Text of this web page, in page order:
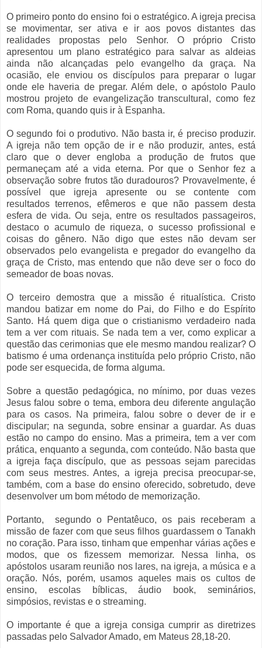
O primeiro ponto do ensino foi o estratégico. A igreja precisa
se movimentar, ser ativa e ir aos povos distantes das
realidades propostas pelo Senhor. O próprio Cristo
apresentou um plano estratégico para salvar as aldeias
ainda não alcançadas pelo evangelho da graça. Na
ocasião, ele enviou os discípulos para preparar o lugar
onde ele haveria de pregar. Além dele, o apóstolo Paulo
mostrou projeto de evangelização transcultural, como fez
com Roma, quando quis ir à Espanha.
O segundo foi o produtivo. Não basta ir, é preciso produzir.
A igreja não tem opção de ir e não produzir, antes, está
claro que o dever engloba a produção de frutos que
permaneçam até a vida eterna. Por que o Senhor fez a
observação sobre frutos tão duradouros? Provavelmente, é
possível que igreja apresente ou se contente com
resultados terrenos, efêmeros e que não passem desta
esfera de vida. Ou seja, entre os resultados passageiros,
destaco o acumulo de riqueza, o sucesso profissional e
coisas do gênero. Não digo que estes não devam ser
observados pelo evangelista e pregador do evangelho da
graça de Cristo, mas entendo que não deve ser o foco do
semeador de boas novas.
O terceiro demostra que a missão é ritualística. Cristo
mandou batizar em nome do Pai, do Filho e do Espírito
Santo. Há quem diga que o cristianismo verdadeiro nada
tem a ver com rituais. Se nada tem a ver, como explicar a
questão das cerimonias que ele mesmo mandou realizar? O
batismo é uma ordenança instituída pelo próprio Cristo, não
pode ser esquecida, de forma alguma.
Sobre a questão pedagógica, no mínimo, por duas vezes
Jesus falou sobre o tema, embora deu diferente angulação
para os casos. Na primeira, falou sobre o dever de ir e
discipular; na segunda, sobre ensinar a guardar. As duas
estão no campo do ensino. Mas a primeira, tem a ver com
prática, enquanto a segunda, com conteúdo. Não basta que
a igreja faça discípulo, que as pessoas sejam parecidas
com seus mestres. Antes, a igreja precisa preocupar-se,
também, com a base do ensino oferecido, sobretudo, deve
desenvolver um bom método de memorização.
Portanto, segundo o Pentatêuco, os pais receberam a
missão de fazer com que seus filhos guardassem o Tanakh
no coração. Para isso, tinham que empenhar várias ações e
modos, que os fizessem memorizar. Nessa linha, os
apóstolos usaram reunião nos lares, na igreja, a música e a
oração. Nós, porém, usamos aqueles mais os cultos de
ensino, escolas bíblicas, áudio book, seminários,
simpósios, revistas e o streaming.
O importante é que a igreja consiga cumprir as diretrizes
passadas pelo Salvador Amado, em Mateus 28,18-20.